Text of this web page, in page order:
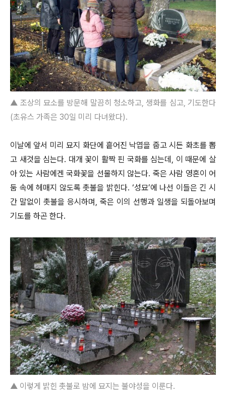
▲ 조상의 묘소를 방문해 말끔히 청소하고, 생화를 심고, 기도한다
(초유스 가족은 30일 미리 다녀왔다).
이날에 앞서 미리 묘지 화단에 흩어진 낙엽을 줍고 시든 화초를 뽑
고 새것을 심는다. 대개 꽃이 활짝 핀 국화를 심는데, 이 때문에 살
아 있는 사람에겐 국화꽃을 선물하지 않는다. 죽은 사람 영혼이 어
둠 속에 헤매지 않도록 촛불을 밝힌다. ‘성묘’에 나선 이들은 긴 시
간 말없이 촛불을 응시하며, 죽은 이의 선행과 일생을 되돌아보며
기도를 하곤 한다.
▲ 이렇게 밝힌 촛불로 밤에 묘지는 불야성을 이룬다.